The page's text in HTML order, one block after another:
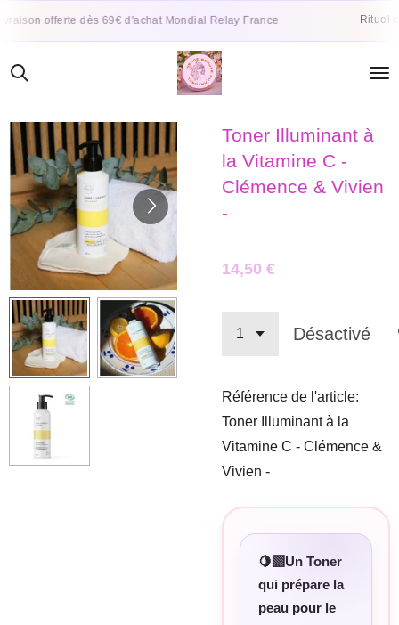
offerte dès 69€ d'achat Mondial Relay France Rituel de
Passer
contenu
Toner Illuminant à
la Vitamine C -
Clémence & Vivien
-
14,50 €
Désactivé
Référence de l'article:
Toner Illuminant à la
Vitamine C - Clémence &
Vivien -
🍋‍🟩Un Toner
qui prépare la
peau pour le